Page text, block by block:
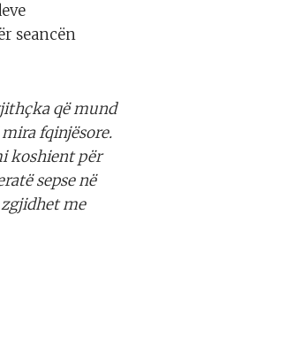
seancën
që mund
fqinjësore.
koshient për
sepse në
me